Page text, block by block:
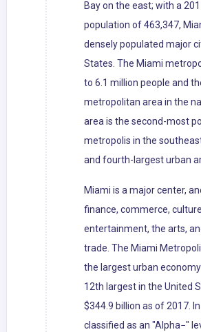
Bay on the east; with a
population of 463,347,
densely populated major
States. The Miami
to 6.1 million people and
metropolitan area in the
area is the second-most
metropolis in the
and fourth-largest urban
Miami is a major center,
finance, commerce,
entertainment, the arts,
trade. The Miami
the largest urban
12th largest in the United
$344.9 billion as of 2017.
classified as an "Alpha−"